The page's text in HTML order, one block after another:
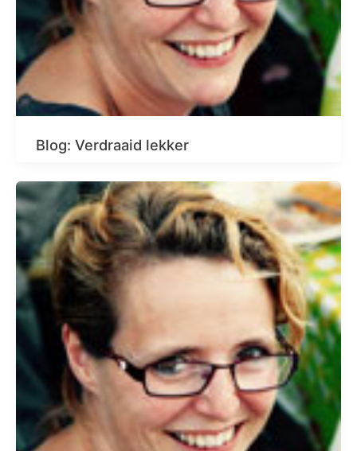
Blog: Verdraaid lekker